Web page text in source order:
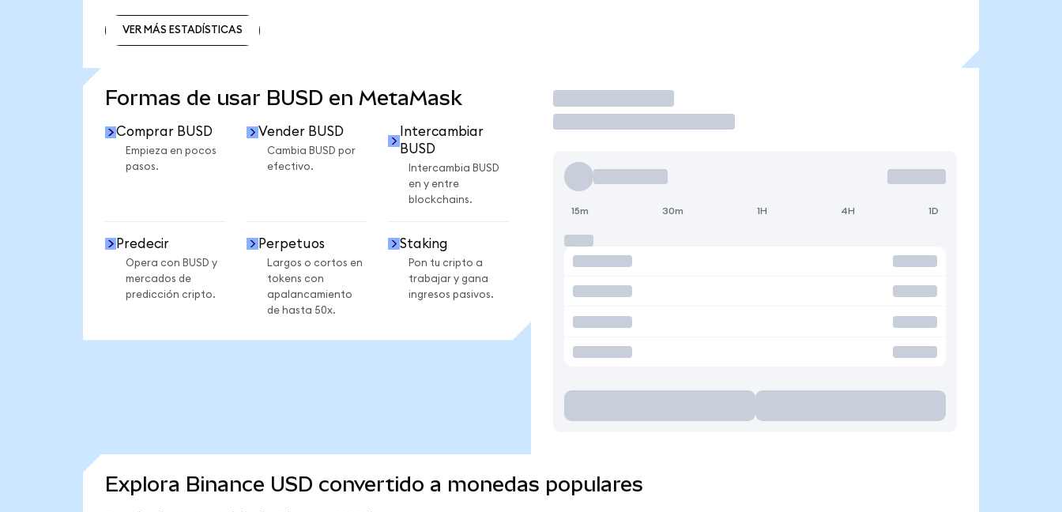
VER MÁS ESTADÍSTICAS
Formas de usar BUSD en MetaMask
Comprar BUSD
Empieza en pocos
pasos.
Vender BUSD
Cambia BUSD por
efectivo.
Intercambiar
BUSD
Intercambia BUSD
en y entre
blockchains.
Predecir
Opera con BUSD y
mercados de
predicción cripto.
Perpetuos
Largos o cortos en
tokens con
apalancamiento
de hasta 50x.
Staking
Pon tu cripto a
trabajar y gana
ingresos pasivos.
Operar
15m 30m 1H 4H 1D
Explora Binance USD convertido a monedas populares